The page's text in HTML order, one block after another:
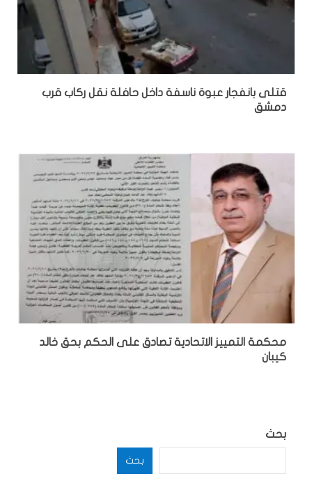
قتلى بانفجار عبوة ناسفة داخل حافلة نقل ركاب قرب
دمشق
محكمة التمييز الاتحادية تصادق على الحكم بحق خالد
كيبان
بحث
بحث